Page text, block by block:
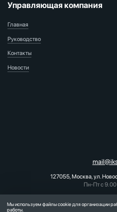
Управляющая компания
Главная
Руководство
Контакты
Новости
127055, Москва, ул.
Пн-Пт с
PR-отдел:
Мы используем файлы cookie для организации
работы.